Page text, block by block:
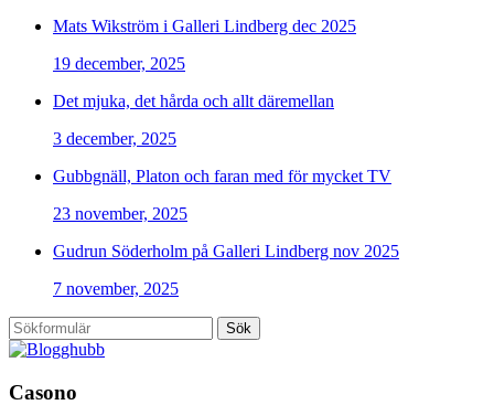
Mats Wikström i Galleri Lindberg dec 2025
19 december, 2025
Det mjuka, det hårda och allt däremellan
3 december, 2025
Gubbgnäll, Platon och faran med för mycket TV
23 november, 2025
Gudrun Söderholm på Galleri Lindberg nov 2025
7 november, 2025
Sök
Casono